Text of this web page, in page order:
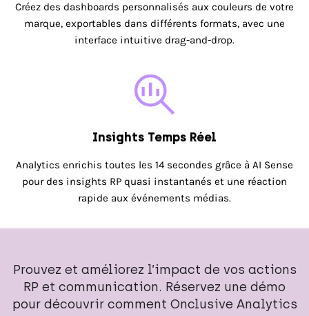
Créez des dashboards personnalisés aux couleurs de votre
marque, exportables dans différents formats, avec une
interface intuitive drag-and-drop.
Insights Temps Réel
Analytics enrichis toutes les 14 secondes grâce à AI Sense
pour des insights RP quasi instantanés et une réaction
rapide aux événements médias.
Prouvez et améliorez l’impact de vos actions
RP et communication. Réservez une démo
pour découvrir comment Onclusive Analytics